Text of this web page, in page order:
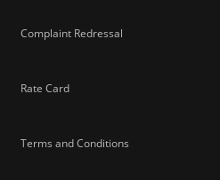
Complaint Redressal
Rate Card
Terms and Conditions